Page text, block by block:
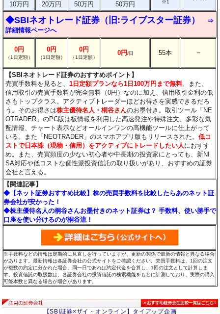
※1
10万円
20万円 50万円 50万円
◆SBIネオトレード証券（旧:ライブスター証券）
⇒
詳細情報ページへ
0円
（1日定額）
0円
（1日定額）
0円
（1日定額）
0円/日 55本 －
【SBIネオトレード証券のおすすめポイント】
売買手数料を見ると、1日定額プランなら1日100万円まで無料。また、
信用取引の売買手数料が完全無料（0円）なのに加え、信用取引金利の低
さもトップクラス。アクティブトレーダーほどお得さを実感できるだろ
う。そのお得さは株主優待名人・桐谷さんのお墨付き。取引ツール「NE
OTRADER」のPC版は板情報を利用した高速発注や特殊注文、多彩な気
配情報、チャート表示などオールインワンの高機能ツールに仕上がって
いる。また「NEOTRADER」のスマホアプリ版もリリースされた。低コ
ストで日本株（現物・信用）をアクティブにトレードしたい人におすす
め。また、売買頻度の少ない初心者や中長期の投資家にとっても、新NI
SA対応や低コストな個性派投資信託の取り扱いがあり、おすすめの証券
会社と言える。
【関連記事】
◆【ネット証券おすすめ比較】株の売買手数料を比較したらあのネット証
券会社が安かった！
◆株主優待名人の桐谷さんお墨付きのネット証券は？ 手数料、使い勝手で
口座を使い分けるのが桐谷流！
※手数料などの情報は定期的に見直しを行っていますが、更新の関係で最新の情報と異なる場合
があります。最新情報は各証券会社の公式サイトをご確認ください。売買手数料は、1回の注文
が複数の約定に分かれた場合、同一日であれば約定代金を合算し、1回の注文として計算しま
す。投資信託の取扱数は、各証券会社の投資信託の検索機能をもとに計測しており、実際の購入
可能本数と異なる場合が場合があります。
【SBI証券×ザイ・オンライン】タイアップ企画